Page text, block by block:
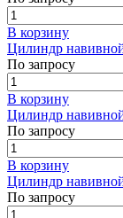
В корзину
Цилиндр
По запросу
В корзину
Цилиндр
По запросу
В корзину
Цилиндр
По запросу